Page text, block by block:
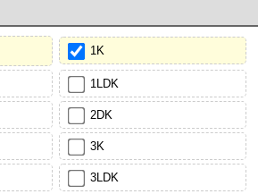
1K
1LDK
2DK
3K
3LDK